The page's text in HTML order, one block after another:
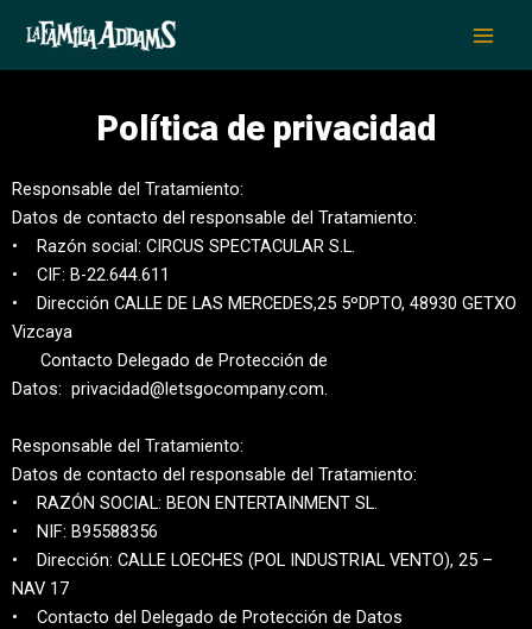
contenido
Política de privacidad
Responsable del Tratamiento:
Datos de contacto del responsable del Tratamiento:
• Razón social: CIRCUS SPECTACULAR S.L.
• CIF: B-22.644.611
• Dirección CALLE DE LAS MERCEDES,25 5ºDPTO, 48930 GETXO
Vizcaya
Contacto Delegado de Protección de
Datos: privacidad@letsgocompany.com.
Responsable del Tratamiento:
Datos de contacto del responsable del Tratamiento:
• RAZÓN SOCIAL: BEON ENTERTAINMENT SL.
• NIF: B95588356
• Dirección: CALLE LOECHES (POL INDUSTRIAL VENTO), 25 –
NAV 17
• Contacto del Delegado de Protección de Datos